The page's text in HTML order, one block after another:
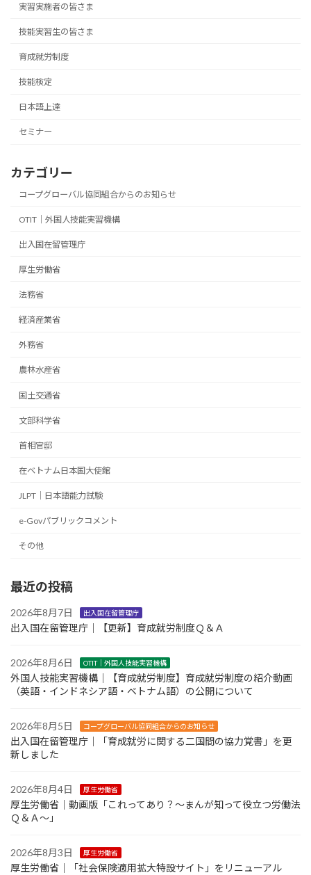
実習実施者の皆さま
技能実習生の皆さま
育成就労制度
技能検定
日本語上達
セミナー
カテゴリー
コープグローバル協同組合からのお知らせ
OTIT｜外国人技能実習機構
出入国在留管理庁
厚生労働省
法務省
経済産業省
外務省
農林水産省
国土交通省
文部科学省
首相官邸
在ベトナム日本国大使館
JLPT｜日本語能力試験
e-Govパブリックコメント
その他
最近の投稿
2026年8月7日 出入国在留管理庁
出入国在留管理庁｜【更新】育成就労制度Ｑ＆Ａ
2026年8月6日 OTIT｜外国人技能実習機構
外国人技能実習機構｜【育成就労制度】育成就労制度の紹介動画
（英語・インドネシア語・ベトナム語）の公開について
2026年8月5日 コープグローバル協同組合からのお知らせ
出入国在留管理庁｜「育成就労に関する二国間の協力覚書」を更
新しました
2026年8月4日 厚生労働省
厚生労働省｜動画版「これってあり？～まんが知って役立つ労働法
Ｑ＆Ａ～」
2026年8月3日 厚生労働省
厚生労働省｜「社会保険適用拡大特設サイト」をリニューアル